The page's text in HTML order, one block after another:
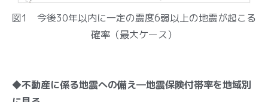
図1 今後30年以内に一定の震度6弱以上の地震が起こる
確率（最大ケース）
◆不動産に係る地震への備え―地震保険付帯率を地域別